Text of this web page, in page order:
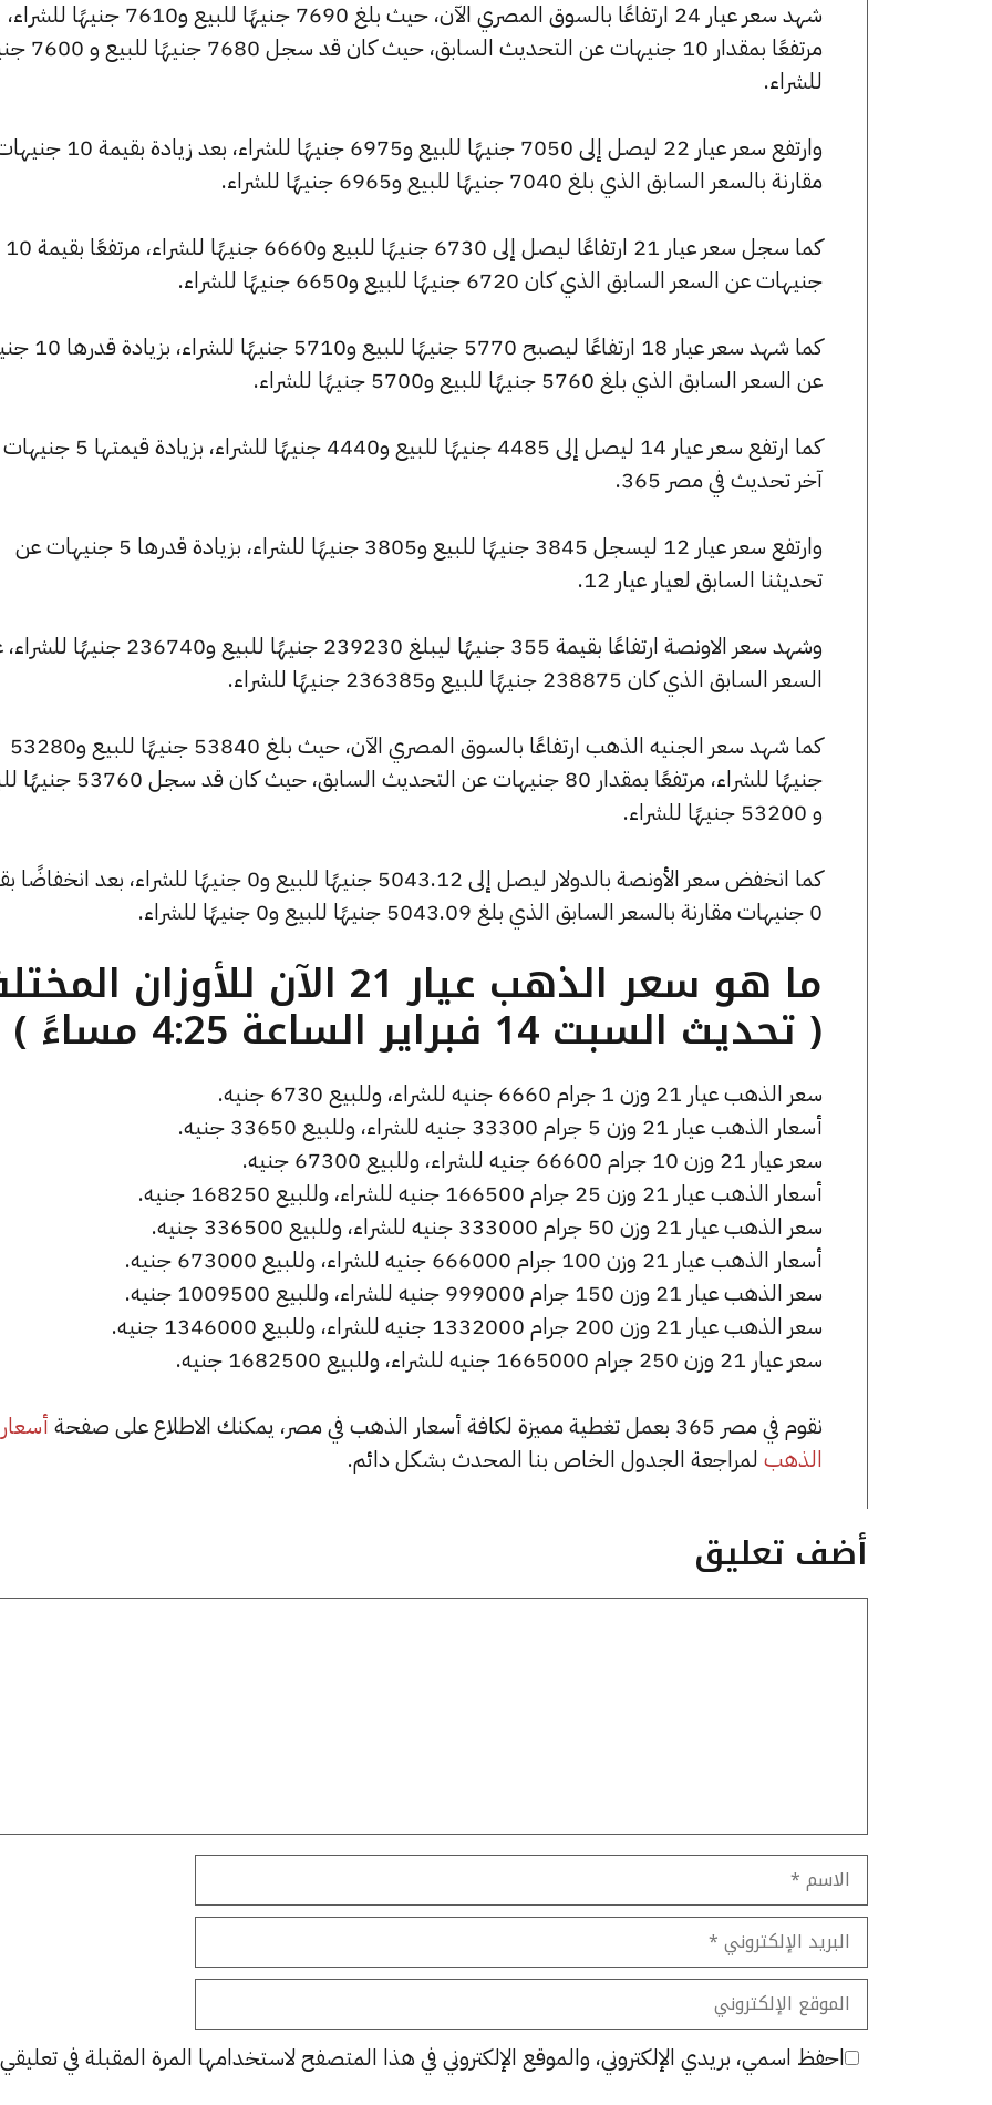
شهد سعر عيار 24 ارتفاعًا بالسوق المصري الآن، حيث بلغ 7690 جنيهًا للبيع و7610 جنيهًا للشراء،
مرتفعًا بمقدار 10 جنيهات عن التحديث
للشراء.
وارتفع سعر عيار 22 ليصل إلى 7050 جنيهًا للبيع و6975 جنيهًا للشراء، بعد زيادة
مقارنة بالسعر السابق الذي بلغ 7040 جنيهًا للبيع و6965 جنيهًا للشراء.
كما سجل سعر عيار 21 ارتفاعًا ليصل إلى 6730 جنيهًا للبيع و6660 جنيهًا للشراء، مرتفعًا بقيمة 10
جنيهات عن السعر السابق الذي كان 6720 جنيهًا للبيع و6650 جنيهًا للشراء.
كما شهد سعر عيار 18 ارتفاعًا
عن السعر السابق الذي بلغ 5760 جنيهًا للبيع و5700 جنيهًا للشراء.
كما ارتفع سعر عيار 14 ليصل إلى 4485 جنيهًا للبيع و4440 جنيهًا
آخر تحديث في مصر 365.
وارتفع سعر عيار 12 ليسجل 3845 جنيهًا للبيع و3805 جنيهًا للشراء، بزيادة قدرها 5 جنيهات عن
تحديثنا السابق لعيار عيار 12.
وشهد سعر الاونصة ارتفاعًا بقيمة 355 جنيهًا ليبلغ 239230 جنيهًا للبيع
السعر السابق الذي كان 238875 جنيهًا للبيع و236385 جنيهًا للشراء.
كما شهد سعر الجنيه الذهب ارتفاعًا بالسوق المصري الآن، حيث بلغ 53840 جنيهًا للبيع و53280
جنيهًا للشراء، مرتفعًا بمقدار 80 جنيهات عن التحديث السابق،
و 53200 جنيهًا للشراء.
كما انخفض سعر الأونصة بالدولار ليصل إلى 5043.12 جنيهًا للبيع و0 جنيهًا للشراء، بعد
0 جنيهات مقارنة بالسعر السابق الذي بلغ 5043.09 جنيهًا للبيع و0 جنيهًا للشراء.
ما هو سعر الذهب عيار 21 الآن للأوزان
( تحديث السبت 14 فبراير الساعة 4:25 مساءً )
سعر الذهب عيار 21 وزن 1 جرام 6660 جنيه للشراء، وللبيع 6730 جنيه.
أسعار الذهب عيار 21 وزن 5 جرام 33300 جنيه للشراء، وللبيع 33650 جنيه.
سعر عيار 21 وزن 10 جرام 66600 جنيه للشراء، وللبيع 67300 جنيه.
أسعار الذهب عيار 21 وزن 25 جرام 166500 جنيه للشراء، وللبيع 168250 جنيه.
سعر الذهب عيار 21 وزن 50 جرام 333000 جنيه للشراء، وللبيع 336500 جنيه.
أسعار الذهب عيار 21 وزن 100 جرام 666000 جنيه للشراء، وللبيع 673000 جنيه.
سعر الذهب عيار 21 وزن 150 جرام 999000 جنيه للشراء، وللبيع 1009500 جنيه.
سعر الذهب عيار 21 وزن 200 جرام 1332000 جنيه للشراء، وللبيع 1346000 جنيه.
سعر عيار 21 وزن 250 جرام 1665000 جنيه للشراء، وللبيع 1682500 جنيه.
نقوم في مصر 365 بعمل تغطية مميزة لكافة أسعار الذهب في مصر، يمكنك الاطلاع على صفحة
أسعار
الذهب لمراجعة الجدول الخاص بنا المحدث بشكل دائم.
أضف تعليق
الاسم
البريد
الإلكتروني
الموقع
الإلكتروني
احفظ اسمي، بريدي الإلكتروني، والموقع الإلكتروني في هذا المتصفح لاستخدامها المرة المقبلة في